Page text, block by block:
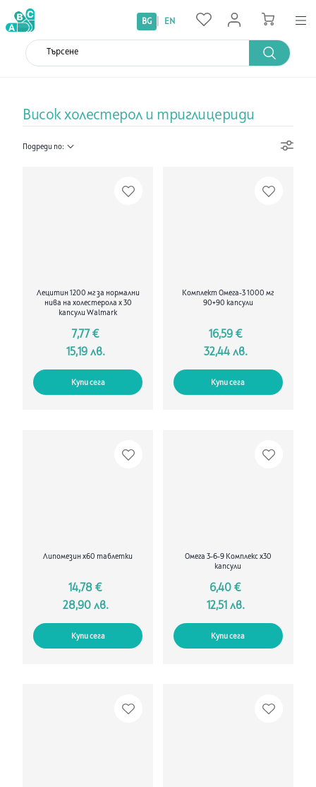
BG EN
Висок холестерол и триглицериди
Подреди по:
Лецитин 1200 мг за нормални
нива на холестерола х 30
капсули Walmark
7,77 €
15,19 лв.
Купи сега
Комплект Омега-3 1000 мг
90+90 капсули
16,59 €
32,44 лв.
Купи сега
Липомезин х60 таблетки
14,78 €
28,90 лв.
Купи сега
Омега 3-6-9 Комплекс х30
капсули
6,40 €
12,51 лв.
Купи сега